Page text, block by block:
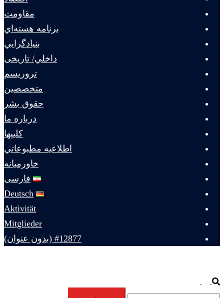
مقاومت
برنامه هسته‌اي
بنيادگرايي
داخلي/ تاریخی
تروريسم
متخصصين
حقوق بشر
درباره ما
كليپها
اطلاعيه مطبوعاتي
خاورميانه
فارسی
Deutsch
Aktivität
Mitglieder
#12877 (بدون عنوان)
Search
menuجستجو